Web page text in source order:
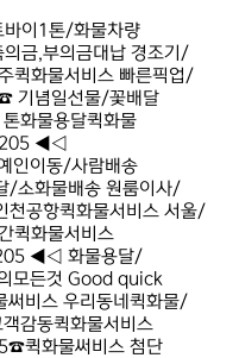
바이1톤/화물차량
,부의금대납 경조기/
퀵화물서비스 빠른픽업/
기념일선물/꽃배달
화물용달퀵화물
◀◁
인이동/사람배송
/소화물배송 원룸이사/
천공항퀵화물서비스 서울/
퀵화물서비스
◀◁ 화물용달/
모든것 Good quick
써비스 우리동네퀵화물/
감동퀵화물서비스
퀵화물써비스 첨단